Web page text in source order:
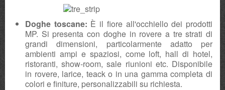
Doghe toscane: È il fiore all'occhiello dei prodotti
MP. Si presenta con doghe in rovere a tre strati di
grandi dimensioni, particolarmente adatto per
ambienti ampi e spaziosi, come loft, hall di hotel,
ristoranti, show-room, sale riunioni etc. Disponibile
in rovere, larice, teack o in una gamma completa di
colori e finiture, personalizzabili su richiesta.